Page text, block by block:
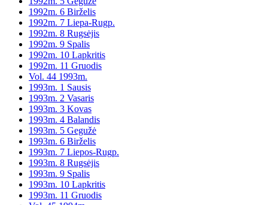
1992m. 6 Birželis
1992m. 7 Liepa-Rugp.
1992m. 8 Rugsėjis
1992m. 9 Spalis
1992m. 10 Lapkritis
1992m. 11 Gruodis
Vol. 44 1993m.
1993m. 1 Sausis
1993m. 2 Vasaris
1993m. 3 Kovas
1993m. 4 Balandis
1993m. 5 Gegužė
1993m. 6 Birželis
1993m. 7 Liepos-Rugp.
1993m. 8 Rugsėjis
1993m. 9 Spalis
1993m. 10 Lapkritis
1993m. 11 Gruodis